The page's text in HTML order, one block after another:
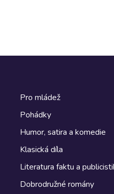
Pro mládež
Pohádky
Humor, satira a komedie
Klasická díla
Literatura faktu a
Dobrodružné romány